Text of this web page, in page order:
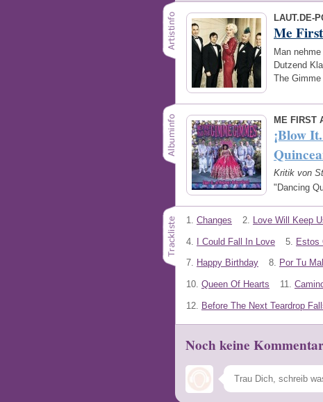
LAUT.DE-
Me
Man
Dutzend
The
ME FIRST
¡Blow
Kritik von
"Dancing
1. Changes 2. Love Will Keep
4. I Could Fall In Love 5. Estos
7. Happy Birthday 8. Por Tu
10. Queen Of Hearts 11.
12. Before The Next Teardrop
Noch keine